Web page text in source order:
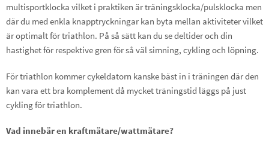
multisportklocka vilket i praktiken är träningsklocka/pulsklocka men
där du med enkla knapptryckningar kan byta mellan aktiviteter vilket
är optimalt för triathlon. På så sätt kan du se deltider och din
hastighet för respektive gren för så väl simning, cykling och löpning.
För triathlon kommer cykeldatorn kanske bäst in i träningen där den
kan vara ett bra komplement då mycket träningstid läggs på just
cykling för triathlon.
Vad innebär en kraftmätare/wattmätare?